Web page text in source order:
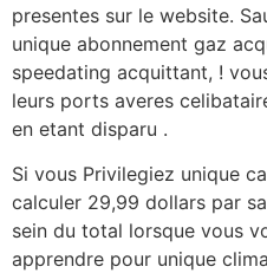
presentes sur le website.
unique abonnement gaz
speedating acquittant, !
leurs ports averes
en etant disparu .
Si vous Privilegiez unique
calculer 29,99 dollars par
sein du total lorsque vous
apprendre pour unique